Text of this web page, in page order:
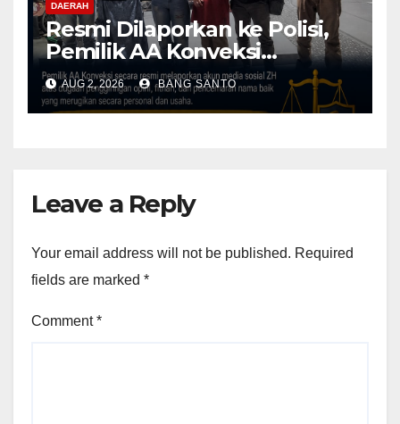
DAERAH
Resmi Dilaporkan ke Polisi,
Pemilik AA Konveksi
Didampingi Tim Advokat
Lentera Netizen Indonesia (L-
NET-ID)
AUG 2, 2026 BANG SANTO
Leave a Reply
Your email address will not be published. Required
fields are marked *
Comment*